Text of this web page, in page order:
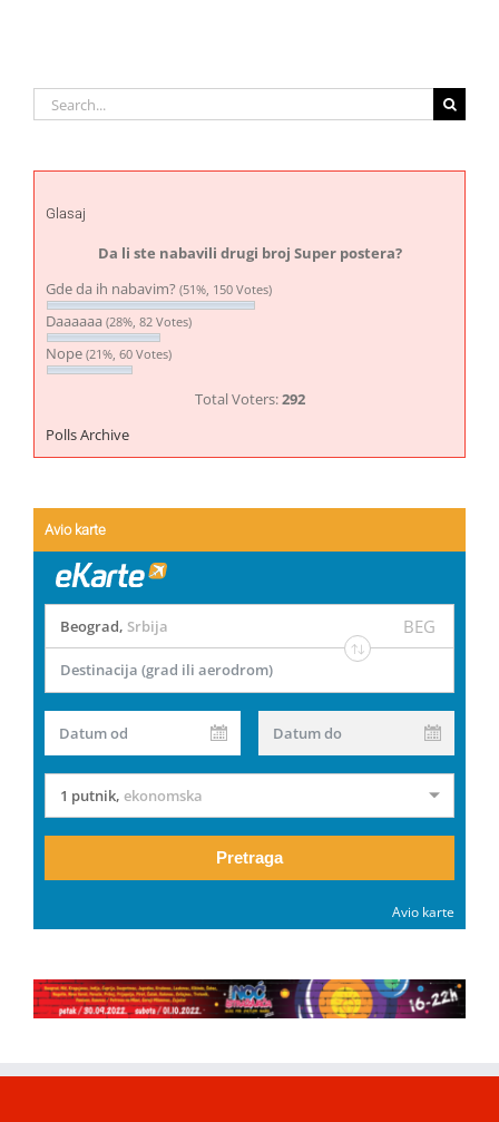
Search
for:
Glasaj
Da li ste nabavili drugi broj Super postera?
Gde da ih nabavim? (51%, 150 Votes)
Daaaaaa (28%, 82 Votes)
Nope (21%, 60 Votes)
Total Voters:292
Polls Archive
Avio karte
Beograd, Srbija BEG
Destinacija (grad ili aerodrom)
Datum od Datum do
1 putnik, ekonomska
Pretraga
Avio karte